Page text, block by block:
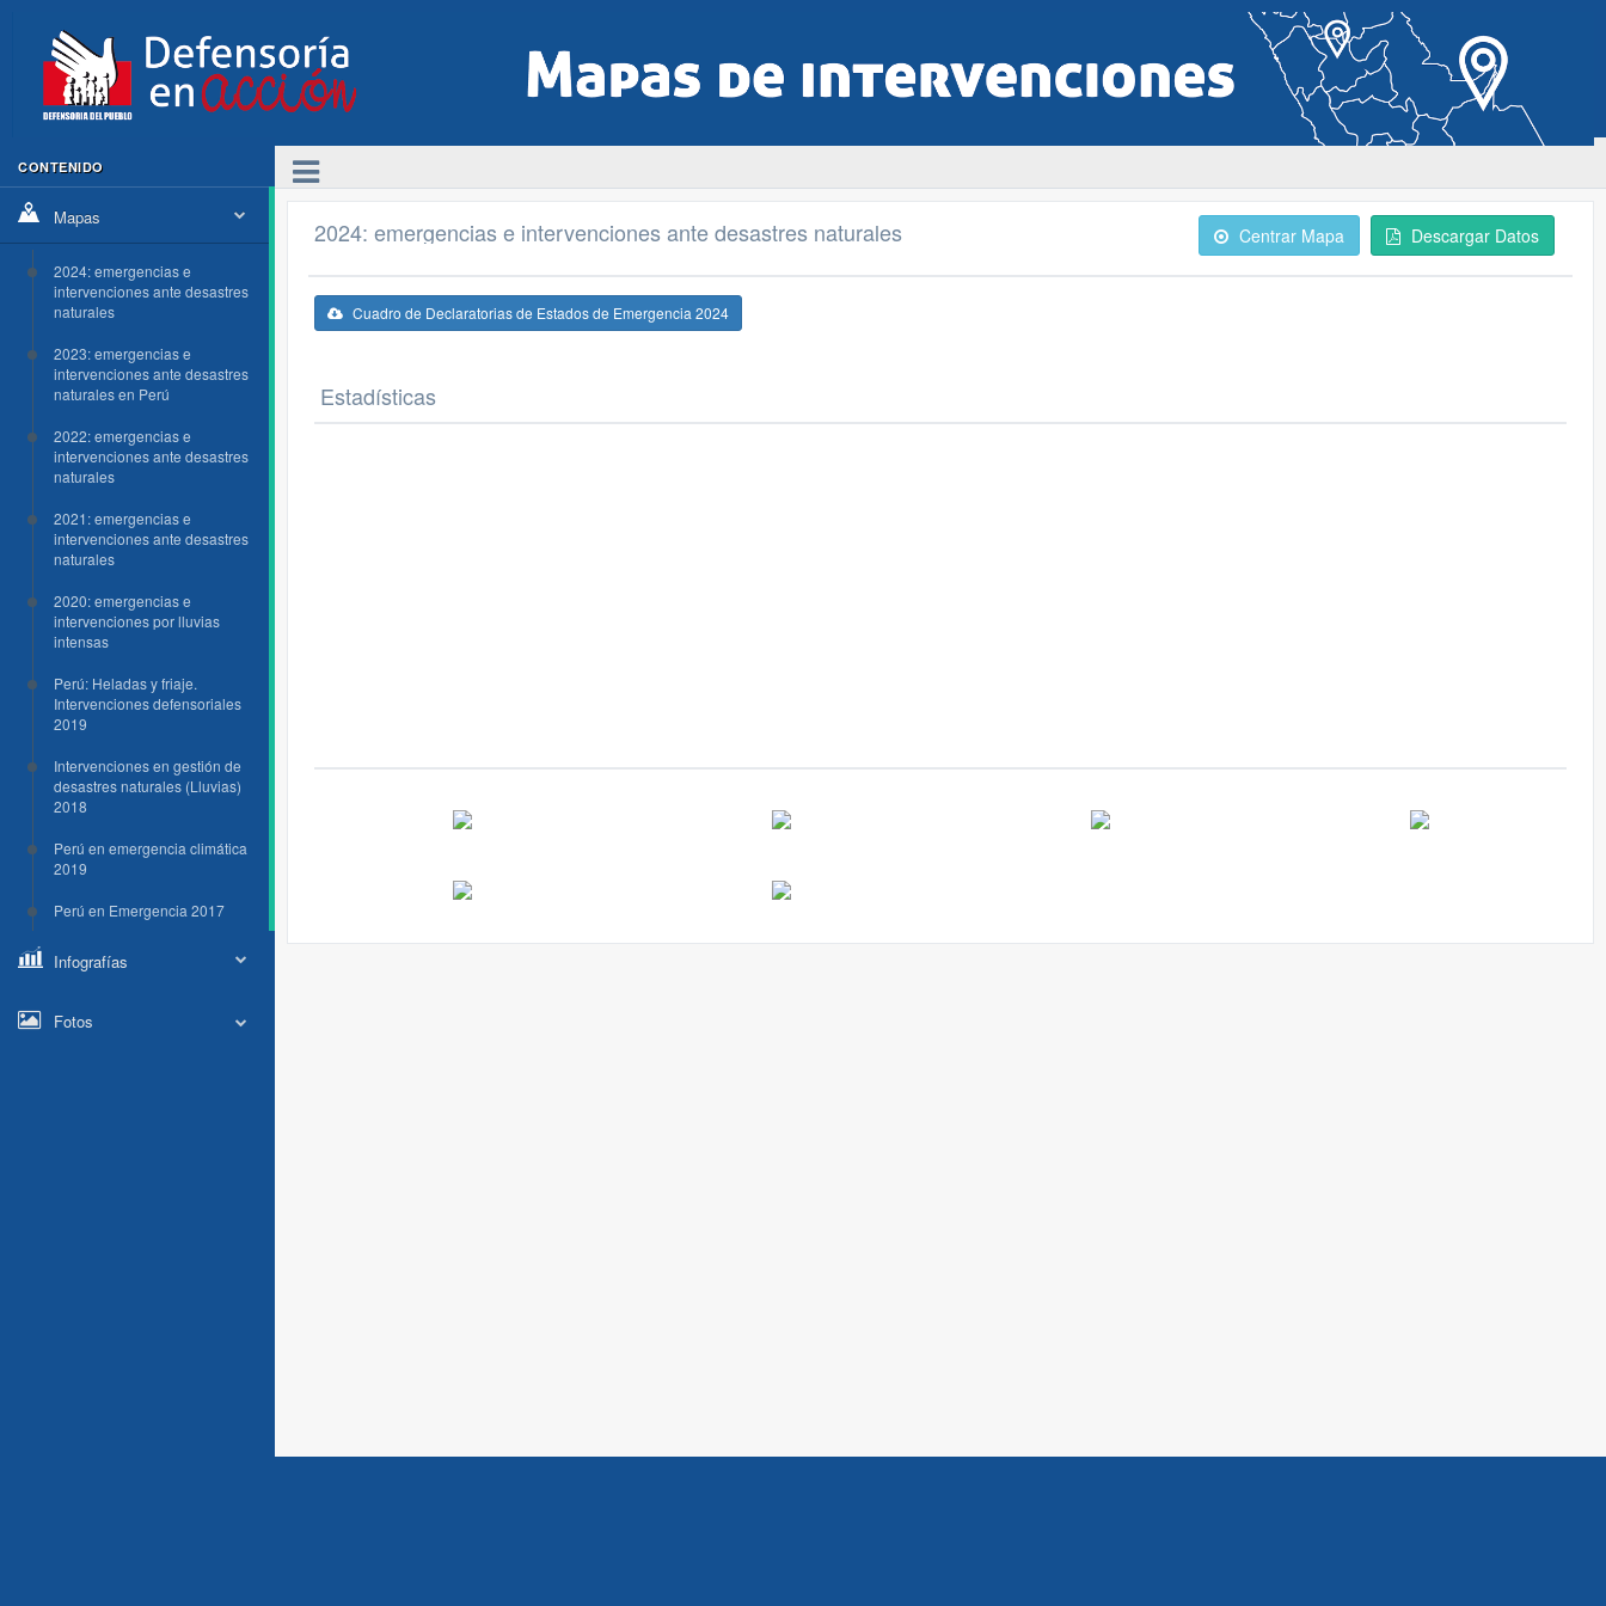
CONTENIDO
Mapas
2024: emergencias e
intervenciones ante desastres
naturales
2023: emergencias e
intervenciones ante desastres
naturales en Perú
2022: emergencias e
intervenciones ante desastres
naturales
2021: emergencias e
intervenciones ante desastres
naturales
2020: emergencias e
intervenciones por lluvias
intensas
Perú: Heladas y friaje.
Intervenciones defensoriales
2019
Intervenciones en gestión de
desastres naturales (Lluvias)
2018
Perú en emergencia climática
2019
Perú en Emergencia 2017
Infografías
Fotos
2024: emergencias e intervenciones ante desastres naturales Centrar Mapa Descargar Datos
Cuadro de Declaratorias de Estados de Emergencia 2024
Estadísticas